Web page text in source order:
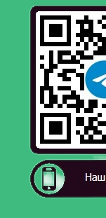
Инструкция.